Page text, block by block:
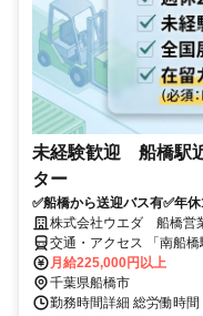
未経験歓迎 船橋駅
ター
✅船橋から送迎バス有✅年
株式会社ウエダ 船橋営
交通・アクセス 「南船
OK！
月給225,000円以上
千葉県船橋市
勤務時間詳細 総労働時